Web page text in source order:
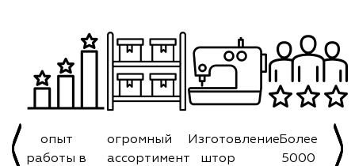
опыт
работы в
огромный
ассортимент
Изготовление
штор
Более
5000